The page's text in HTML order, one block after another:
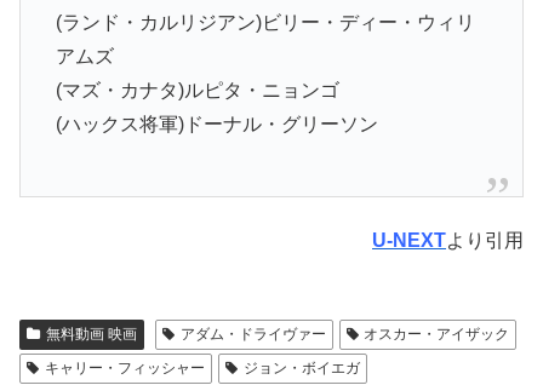
(ランド・カルリジアン)ビリー・ディー・ウィリ
アムズ
(マズ・カナタ)ルピタ・ニョンゴ
(ハックス将軍)ドーナル・グリーソン
U-NEXTより引用
無料動画 映画 アダム・ドライヴァー
オスカー・アイザック
キャリー・フィッシャー
ジョン・ボイエガ